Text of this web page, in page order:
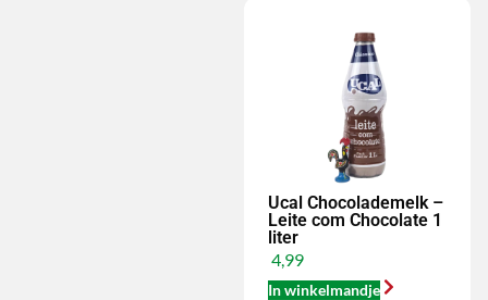
Ucal Chocolademelk –
Leite com Chocolate 1
liter
4,99
In winkelmandje